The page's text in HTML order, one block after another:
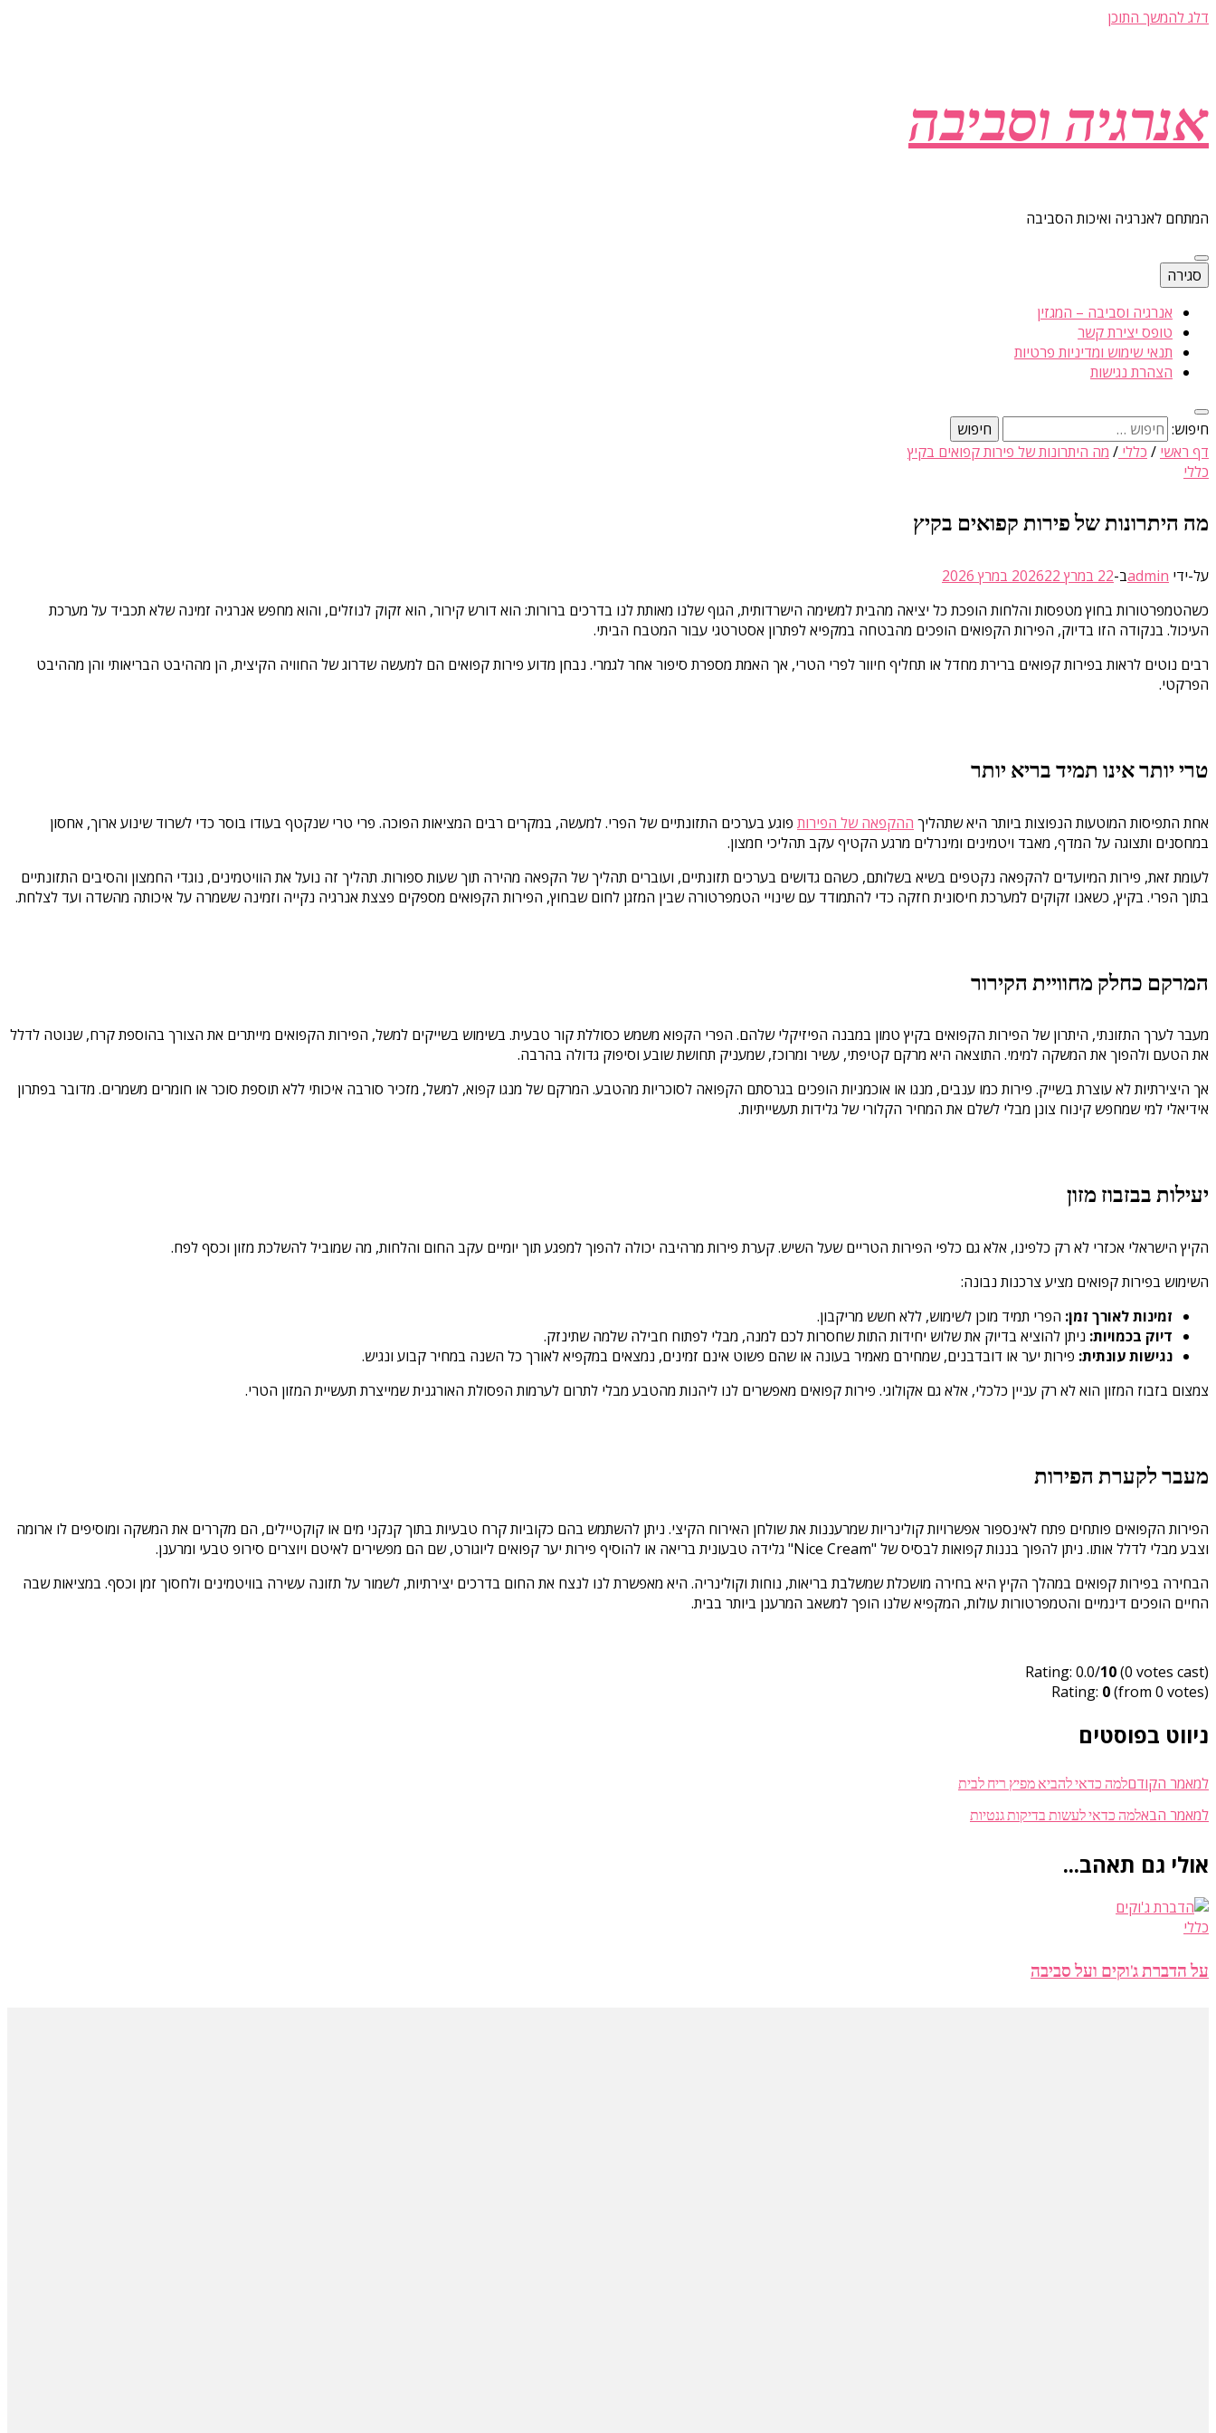
דלג להמשך התוכן
אנרגיה וסביבה
המתחם לאנרגיה ואיכות הסביבה
סגירה
אנרגיה וסביבה – המגזין
טופס יצירת קשר
תנאי שימוש ומדיניות פרטיות
הצהרת נגישות
חיפוש:
דף ראשי / כללי / מה היתרונות של פירות קפואים בקיץ
כללי
מה היתרונות של פירות קפואים בקיץ
על-ידי adminב-22 במרץ 2026
22 במרץ 2026
כשהטמפרטורות בחוץ מטפסות והלחות הופכת כל יציאה מהבית למשימה הישרדותית, הגוף שלנו מאותת לנו בדרכים ברורות: הוא דורש קירור, הוא זקוק לנוזלים, והוא מחפש אנרגיה זמינה שלא תכביד על מערכת
העיכול. בנקודה הזו בדיוק, הפירות הקפואים הופכים מהבטחה במקפיא לפתרון אסטרטגי עבור המטבח הביתי.
רבים נוטים לראות בפירות קפואים ברירת מחדל או תחליף חיוור לפרי הטרי, אך האמת מספרת סיפור אחר לגמרי. נבחן מדוע פירות קפואים הם למעשה שדרוג של החוויה הקיצית, הן מההיבט הבריאותי והן מההיבט
הפרקטי.
טרי יותר אינו תמיד בריא יותר
אחת התפיסות המוטעות הנפוצות ביותר היא שתהליך ההקפאה של הפירות פוגע בערכים התזונתיים של הפרי. למעשה, במקרים רבים המציאות הפוכה. פרי טרי שנקטף בעודו בוסר כדי לשרוד שינוע ארוך, אחסון
במחסנים ותצוגה על המדף, מאבד ויטמינים ומינרלים מרגע הקטיף עקב תהליכי חמצון.
לעומת זאת, פירות המיועדים להקפאה נקטפים בשיא בשלותם, כשהם גדושים בערכים תזונתיים, ועוברים תהליך של הקפאה מהירה תוך שעות ספורות. תהליך זה נועל את הוויטמינים, נוגדי החמצון והסיבים התזונתיים
בתוך הפרי. בקיץ, כשאנו זקוקים למערכת חיסונית חזקה כדי להתמודד עם שינויי הטמפרטורה שבין המזגן לחום שבחוץ, הפירות הקפואים מספקים פצצת אנרגיה נקייה וזמינה ששמרה על איכותה מהשדה ועד לצלחת.
המרקם כחלק מחוויית הקירור
מעבר לערך התזונתי, היתרון של הפירות הקפואים בקיץ טמון במבנה הפיזיקלי שלהם. הפרי הקפוא משמש כסוללת קור טבעית. בשימוש בשייקים למשל, הפירות הקפואים מייתרים את הצורך בהוספת קרח, שנוטה לדלל
את הטעם ולהפוך את המשקה למימי. התוצאה היא מרקם קטיפתי, עשיר ומרוכז, שמעניק תחושת שובע וסיפוק גדולה בהרבה.
אך היצירתיות לא עוצרת בשייק. פירות כמו ענבים, מנגו או אוכמניות הופכים בגרסתם הקפואה לסוכריות מהטבע. המרקם של מנגו קפוא, למשל, מזכיר סורבה איכותי ללא תוספת סוכר או חומרים משמרים. מדובר בפתרון
אידיאלי למי שמחפש קינוח צונן מבלי לשלם את המחיר הקלורי של גלידות תעשייתיות.
יעילות בבזבוז מזון
הקיץ הישראלי אכזרי לא רק כלפינו, אלא גם כלפי הפירות הטריים שעל השיש. קערת פירות מרהיבה יכולה להפוך למפגע תוך יומיים עקב החום והלחות, מה שמוביל להשלכת מזון וכסף לפח.
השימוש בפירות קפואים מציע צרכנות נבונה:
זמינות לאורך זמן: הפרי תמיד מוכן לשימוש, ללא חשש מריקבון.
דיוק בכמויות: ניתן להוציא בדיוק את שלוש יחידות התות שחסרות לכם למנה, מבלי לפתוח חבילה שלמה שתינזק.
נגישות עונתית: פירות יער או דובדבנים, שמחירם מאמיר בעונה או שהם פשוט אינם זמינים, נמצאים במקפיא לאורך כל השנה במחיר קבוע ונגיש.
צמצום בזבוז המזון הוא לא רק עניין כלכלי, אלא גם אקולוגי. פירות קפואים מאפשרים לנו ליהנות מהטבע מבלי לתרום לערמות הפסולת האורגנית שמייצרת תעשיית המזון הטרי.
מעבר לקערת הפירות
הפירות הקפואים פותחים פתח לאינספור אפשרויות קולינריות שמרעננות את שולחן האירוח הקיצי. ניתן להשתמש בהם כקוביות קרח טבעיות בתוך קנקני מים או קוקטיילים, הם מקררים את המשקה ומוסיפים לו ארומה
וצבע מבלי לדלל אותו. ניתן להפוך בננות קפואות לבסיס של "Nice Cream" גלידה טבעונית בריאה או להוסיף פירות יער קפואים ליוגורט, שם הם מפשירים לאיטם ויוצרים סירופ טבעי ומרענן.
הבחירה בפירות קפואים במהלך הקיץ היא בחירה מושכלת שמשלבת בריאות, נוחות וקולינריה. היא מאפשרת לנו לנצח את החום בדרכים יצירתיות, לשמור על תזונה עשירה בוויטמינים ולחסוך זמן וכסף. במציאות שבה
החיים הופכים דינמיים והטמפרטורות עולות, המקפיא שלנו הופך למשאב המרענן ביותר בבית.
Rating: 0.0/10(0 votes cast)
Rating: 0(from 0 votes)
ניווט בפוסטים
למאמר הקודםלמה כדאי להביא מפיץ ריח לבית
למאמר הבאלמה כדאי לעשות בדיקות גנטיות
אולי גם תאהב...
כללי
על הדברת ג'וקים ועל סביבה